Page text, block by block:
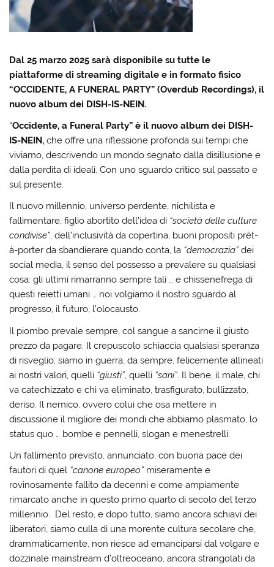
Dal 25 marzo 2025 sarà disponibile su tutte le
piattaforme di streaming digitale e in formato fisico
“OCCIDENTE, A FUNERAL PARTY” (Overdub Recordings), il
nuovo album dei DISH-IS-NEIN.
“Occidente, a Funeral Party” è il nuovo album dei DISH-
IS-NEIN,che offre una riflessione profonda sui tempi che
viviamo, descrivendo un mondo segnato dalla disillusione e
dalla perdita di ideali. Con uno sguardo critico sul passato e
sul presente.
Il nuovo millennio, universo perdente, nichilista e
fallimentare, figlio abortito dell’idea di “società delle culture
condivise”, dell’inclusività da copertina, buoni propositi prêt-
à-porter da sbandierare quando conta, la “democrazia” dei
social media, il senso del possesso a prevalere su qualsiasi
cosa: gli ultimi rimarranno sempre tali … e chissenefrega di
questi reietti umani … noi volgiamo il nostro sguardo al
progresso, il futuro, l’olocausto.
Il piombo prevale sempre, col sangue a sancirne il giusto
prezzo da pagare. Il crepuscolo schiaccia qualsiasi speranza
di risveglio; siamo in guerra, da sempre, felicemente allineati
ai nostri valori, quelli “giusti”, quelli “sani”. Il bene, il male, chi
va catechizzato e chi va eliminato, trasfigurato, bullizzato,
deriso. Il nemico, ovvero colui che osa mettere in
discussione il migliore dei mondi che abbiamo plasmato, lo
status quo … bombe e pennelli, slogan e menestrelli.
Un fallimento previsto, annunciato, con buona pace dei
fautori di quel “canone europeo” miseramente e
rovinosamente fallito da decenni e come ampiamente
rimarcato anche in questo primo quarto di secolo del terzo
millennio. Del resto, e dopo tutto, siamo ancora schiavi dei
liberatori, siamo culla di una morente cultura secolare che,
drammaticamente, non riesce ad emanciparsi dal volgare e
dozzinale mainstream d’oltreoceano, ancora strangolati da